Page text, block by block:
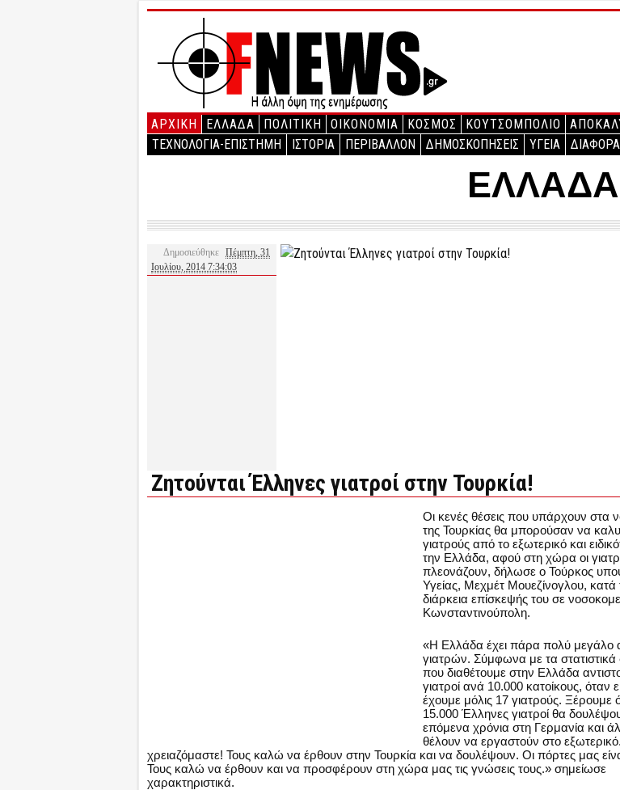
ΑΡΧΙΚΉ ΕΛΛΑΔΑ ΠΟΛΙΤΙΚΗ ΟΙΚΟΝΟΜΙΑ ΚΟΣΜΟΣ ΚΟΥΤΣΟΜΠΟΛΙΟ
ΤΕΧΝΟΛΟΓΙΑ-ΕΠΙΣΤΗΜΗ
ΙΣΤΟΡΙΑ ΠΕΡΙΒΑΛΛΟΝ ΔΗΜΟΣΚΟΠΗΣΕΙΣ ΥΓΕΙΑ ΔΙΑΦΟΡΑ
ΕΛΛΑΔΑ
Δημοσιεύθηκε Πέμπτη, 31
Ιουλίου, 2014 7:34:03
Ζητούνται Έλληνες γιατροί στην Τουρκία!
Οι κενές θέσεις που υπάρχουν στα
της Τουρκίας θα μπορούσαν να
γιατρούς από το εξωτερικό και
την Ελλάδα, αφού στη χώρα οι
πλεονάζουν, δήλωσε ο Τούρκος
Υγείας, Μεχμέτ Μουεζίνογλου, κατά
διάρκεια επίσκεψής του σε
Κωνσταντινούπολη.
«Η Ελλάδα έχει πάρα πολύ μεγάλο
γιατρών. Σύμφωνα με τα στατιστικά
που διαθέτουμε στην Ελλάδα
γιατροί ανά 10.000 κατοίκους, όταν
έχουμε μόλις 17 γιατρούς. Ξέρουμε
15.000 Έλληνες γιατροί θα
επόμενα χρόνια στη Γερμανία και
θέλουν να εργαστούν στο
χρειαζόμαστε! Τους καλώ να έρθουν στην Τουρκία και να δουλέψουν. Οι πόρτες μας
Τους καλώ να έρθουν και να προσφέρουν στη χώρα μας τις γνώσεις τους.» σημείωσε
χαρακτηριστικά.